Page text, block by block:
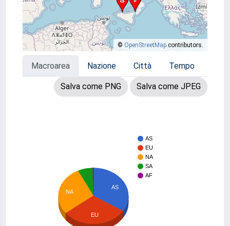
© OpenStreetMap contributors.
Macroarea Nazione Città Tempo
Salva come PNG Salva come JPEG
AS
EU
NA
SA
AF
AS
NA
EU